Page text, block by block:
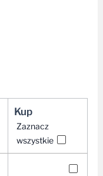
Kup
Zaznacz
wszystkie